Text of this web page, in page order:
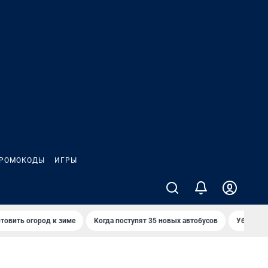
ИГРЫ
огород к зиме Когда поступят 35 новых автобусов Убийца